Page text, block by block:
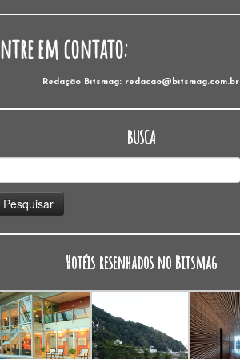
em contato:
Redação Bitsmag: redacao@bitsmag.com.br
BUSCA
Hotéis resenhados no Bitsmag